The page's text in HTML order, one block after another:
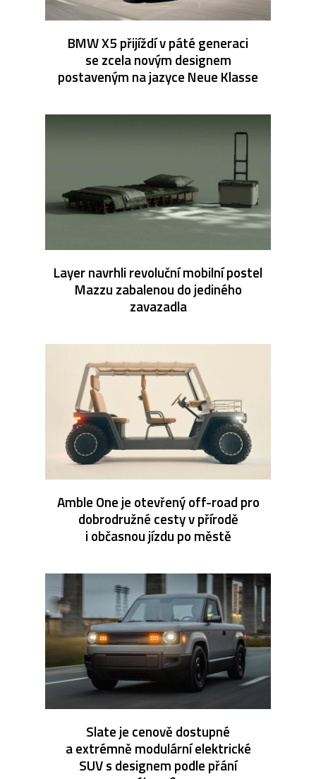
BMW X5 přijíždí v páté generaci
se zcela novým designem
postaveným na jazyce Neue Klasse
Layer navrhli revoluční mobilní postel
Mazzu zabalenou do jediného
zavazadla
Amble One je otevřený off-road pro
dobrodružné cesty v přírodě
i občasnou jízdu po městě
Slate je cenově dostupné
a extrémně modulární elektrické
SUV s designem podle přání